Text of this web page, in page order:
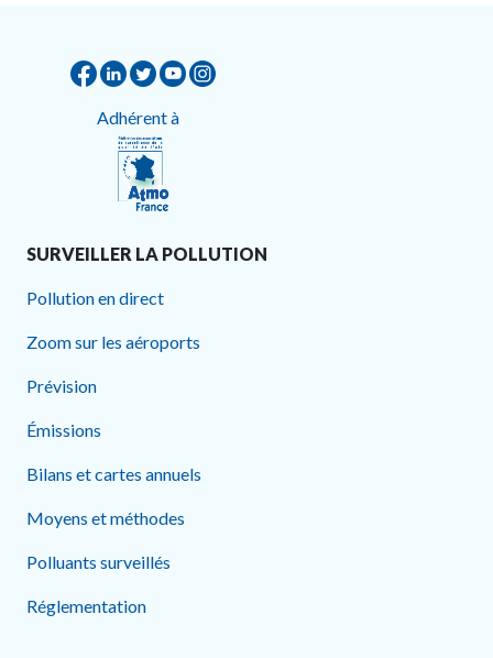
Adhérent à
SURVEILLER LA POLLUTION
Pollution en direct
Zoom sur les aéroports
Prévision
Émissions
Bilans et cartes annuels
Moyens et méthodes
Polluants surveillés
Réglementation